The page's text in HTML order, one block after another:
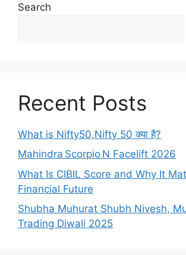
Search
Recent Posts
What is Nifty50,Nifty 50 क्या है?
Mahindra Scorpio N Facelift 2026
What Is CIBIL Score and Why It
Financial Future
Shubha Muhurat Shubh Nivesh,
Trading Diwali 2025